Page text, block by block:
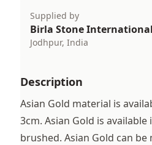
Supplied by
Birla Stone International
Jodhpur, India
Description
Asian Gold material is
3cm. Asian Gold is
brushed. Asian Gold can